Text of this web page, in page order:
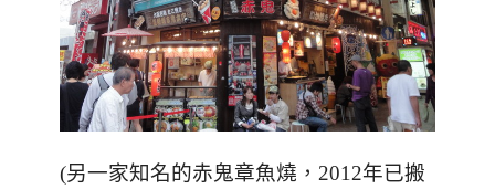
(另一家知名的赤鬼章魚燒，2012年已搬